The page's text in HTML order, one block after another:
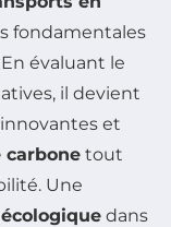
fondamentales
évaluant le
il devient
et
tout
Une
écologique dans